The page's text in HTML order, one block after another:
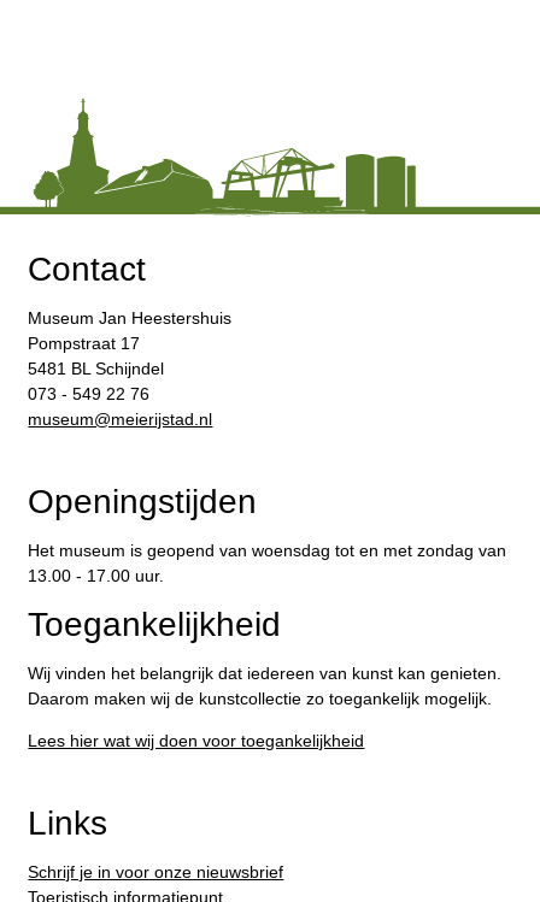
Contact
Museum Jan Heestershuis
Pompstraat 17
5481 BL Schijndel
073 - 549 22 76
​museum@meierijstad.nl
Openingstijden
Het museum is geopend van woensdag tot en met zondag van
13.00 - 17.00 uur.
Toegankelijkheid
Wij vinden het belangrijk dat iedereen van kunst kan genieten.
Daarom maken wij de kunstcollectie zo toegankelijk mogelijk.
Lees hier wat wij doen voor toegankelijkheid
Links
Schrijf je in voor onze nieuwsbrief
Toeristisch informatiepunt